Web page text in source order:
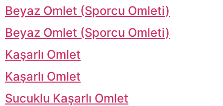
Beyaz Omlet (Sporcu Omleti)
Beyaz Omlet (Sporcu Omleti)
Kaşarlı Omlet
Kaşarlı Omlet
Sucuklu Kaşarlı Omlet